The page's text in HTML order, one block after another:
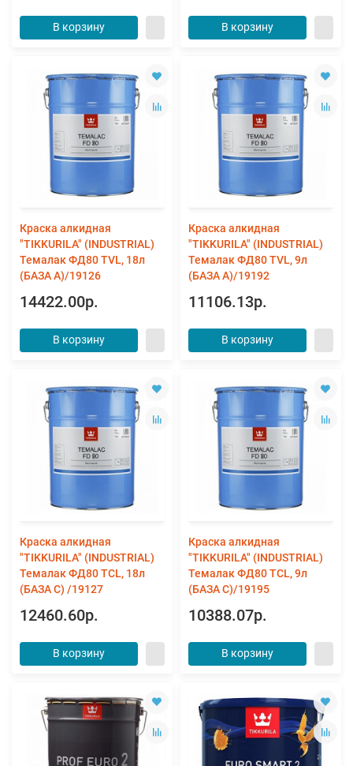
В корзину В корзину
Краска алкидная
"TIKKURILA" (INDUSTRIAL)
Темалак ФД80 TVL, 18л
(БАЗА А)/19126
14422.00р.
В корзину
Краска алкидная
"TIKKURILA" (INDUSTRIAL)
Темалак ФД80 TVL, 9л
(БАЗА А)/19192
11106.13р.
В корзину
Краска алкидная
"TIKKURILA" (INDUSTRIAL)
Темалак ФД80 TСL, 18л
(БАЗА С) /19127
12460.60р.
В корзину
Краска алкидная
"TIKKURILA" (INDUSTRIAL)
Темалак ФД80 TСL, 9л
(БАЗА С)/19195
10388.07р.
В корзину